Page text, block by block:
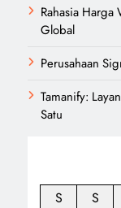
Rahasia Harga
Global
Perusahaan
Tamanify:
Satu
S
S